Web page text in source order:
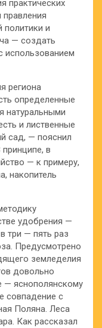
практических
политики и
— создать
использованием
региона
определенные
натуральными
и лиственные
сад, — пояснил
в
— к примеру,
накопитель
удобрения —
три — пять раз
Предусмотрено
земледелия
довольно
— яснополянскому
совпадение с
Поляна. Леса
Как рассказал